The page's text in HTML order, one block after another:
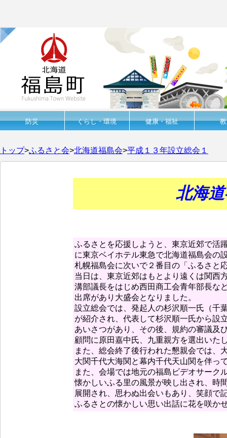
防災 くらし・環境 健康・福祉
トップ>ふるさと会>北海道福島会>平成１３年設立総会１
北海
ふるさとを応援しようと、東京近郊で活
に東京ベイホテル東急で北海道福島会の
札幌福島会に次いで２番目の「ふるさと
当日は、東京近郊はもとより遠くは関西
溝部議長をはじめ西田商工会青年部長な
出席があり大盛会となりました。
設立総会では、発起人の杉沢順一氏（千
が紹介され、代表して杉沢順一氏から設
あいさつがあり、その後、規約の審議及
顧問に原田嘉中氏、九重親方を選出いた
また、総会終了後行われた懇親会では、
大関千代大海関と幕内千代天山関を伴っ
また、会場では地元の福島ビデオサーク
懐かしいふる里の風景が映し出され、時
展開され、思わぬ出会いもあり、笑顔で
ふるさとの懐かしい思い出話に花を咲か